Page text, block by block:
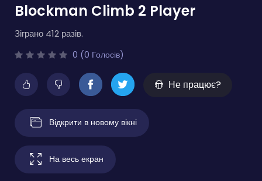
Blockman Climb 2 Player
Зіграно 412 разів.
0 (0 Голосів)
Не працює?
Відкрити в новому вікні
На весь екран